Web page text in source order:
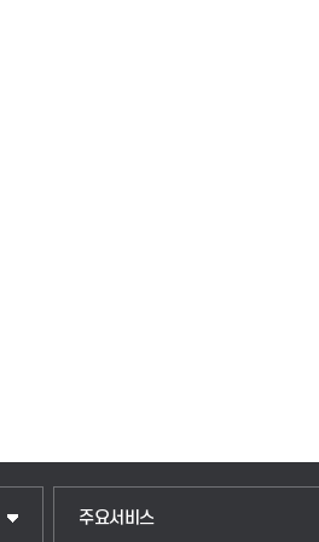
주요서비스
입학안내